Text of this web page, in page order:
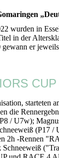
wurden in
in der
er
die
/ U7w);
(P17
2h -Rennen